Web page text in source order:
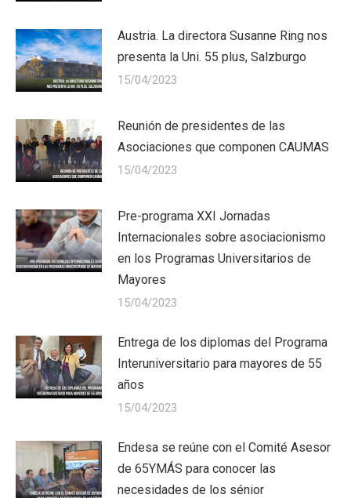
Austria. La directora Susanne Ring nos
presenta la Uni. 55 plus, Salzburgo
15/04/2023
Reunión de presidentes de las
Asociaciones que componen CAUMAS
15/04/2023
Pre-programa XXI Jornadas
Internacionales sobre asociacionismo
en los Programas Universitarios de
Mayores
15/04/2023
Entrega de los diplomas del Programa
Interuniversitario para mayores de 55
años
15/04/2023
Endesa se reúne con el Comité Asesor
de 65YMÁS para conocer las
necesidades de los sénior